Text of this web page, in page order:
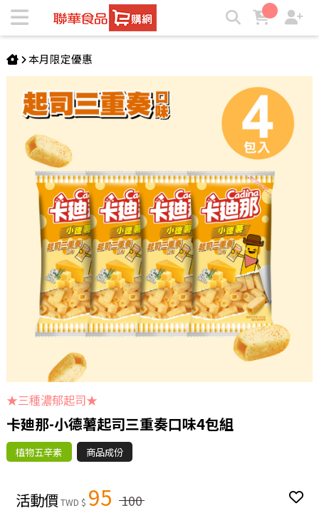
卡廸那-小德薯起司三重奏口味4包組 | ★聯華食品e購網★
本月限定優惠
★三種濃郁起司★
卡廸那-小德薯起司三重奏口味4包組
植物五辛素 商品成份
活動價TWD $ 95 100